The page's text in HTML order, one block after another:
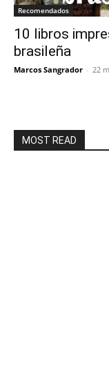
Recomendados
10 libros
brasileña
Marcos Sangrador - 22
MOST READ